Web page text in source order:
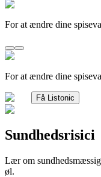
For at ændre dine
For at ændre dine
Få Listonic
Sundhedsrisici
Lær om
øl.